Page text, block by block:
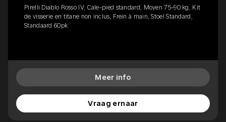
Pirelli Diablo Rosso IV, Cale-pied standard, Moyen 75-90 kg, Kit
de visserie en titane non inclus, Frein à main, Stoel Standard,
Standaard 60pk
Meer info
Vraag ernaar